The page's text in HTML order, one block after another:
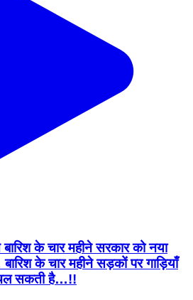
के चार महीने सरकार को नया
के चार महीने सड़कों पर गाड़ियाँ
सकती है…!!